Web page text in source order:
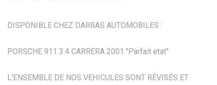
DISPONIBLE CHEZ DARRAS AUTOMOBILES :
PORSCHE 911 3.4 CARRERA 2001 "Parfait etat"
L'ENSEMBLE DE NOS VEHICULES SONT RÉVISÉS ET